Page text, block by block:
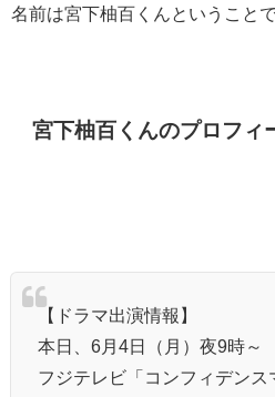
名前は宮下柚百くんということで
宮下柚百くんのプロフィ
【ドラマ出演情報】
本日、6月4日（月）夜9時～
フジテレビ「コンフィデン